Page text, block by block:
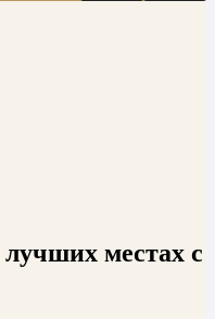
лучших местах с